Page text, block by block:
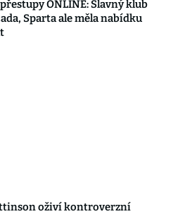
ONLINE: Slavný klub
Sparta ale měla nabídku
oživí kontroverzní